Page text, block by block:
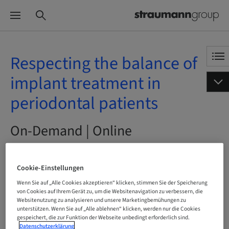
Respecting the balance of
implant treatment in
periodontal patients
On-Demand | Online
Status
buchbar
Cookie-Einstellungen
Wenn Sie auf „Alle Cookies akzeptieren“ klicken, stimmen Sie der Speicherung
von Cookies auf Ihrem Gerät zu, um die Websitenavigation zu verbessern, die
Websitenutzung zu analysieren und unsere Marketingbemühungen zu
unterstützen. Wenn Sie auf „Alle ablehnen“ klicken, werden nur die Cookies
gespeichert, die zur Funktion der Webseite unbedingt erforderlich sind.
Datenschutzerklärung